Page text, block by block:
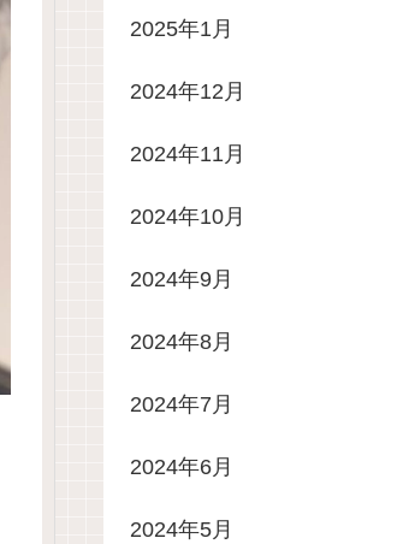
2025年1月
2024年12月
2024年11月
2024年10月
2024年9月
2024年8月
2024年7月
2024年6月
2024年5月